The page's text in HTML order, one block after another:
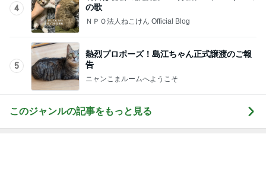
4
の歌
ＮＰＯ法人ねこけん Official Blog
5
熱烈プロポーズ！島江ちゃん正式譲渡のご報
告
ニャンこまルームへようこそ
このジャンルの記事をもっと見る